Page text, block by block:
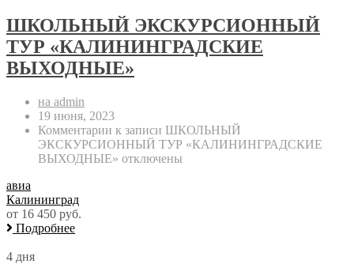
ШКОЛЬНЫЙ ЭКСКУРСИОННЫЙ
ТУР «КАЛИНИНГРАДСКИЕ
ВЫХОДНЫЕ»
на admin
19 июня, 2023
Комментарии к записи ШКОЛЬНЫЙ
ЭКСКУРСИОННЫЙ ТУР «КАЛИНИНГРАДСКИЕ
ВЫХОДНЫЕ» отключены
авиа
Калининград
от 16 450 руб.
Подробнее
4 дня